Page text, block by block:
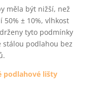
měla být nižší, než
± 10%, vlhkost
tyto podmínky
stálou podlahou bez
podlahové lišty